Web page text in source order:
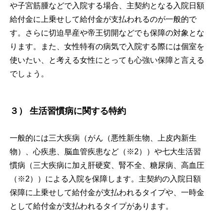
や子宮筋腫などで入院する場合、主契約となる入院日額
給付金に上乗せして給付金が支払われるのが一般的で
す。さらに切迫早産や帝王切開などでも保障の対象とな
ります。また、女性特有の病気で入院する際には個室を
使いたい、と考える女性にとっても心強い保障と言える
でしょう。
３） 生活習慣病に関する特約
一般的には三大疾病（がん（悪性新生物、上皮内新生
物）、心疾患、脳血管疾患など（※2））や七大生活習
慣病（三大疾病に加え肝硬変、腎不全、糖尿病、高血圧
（※2））による入院を保障します。主契約の入院日額
保障に上乗せして給付金が支払われるタイプや、一時金
として給付金が支払われるタイプがあります。